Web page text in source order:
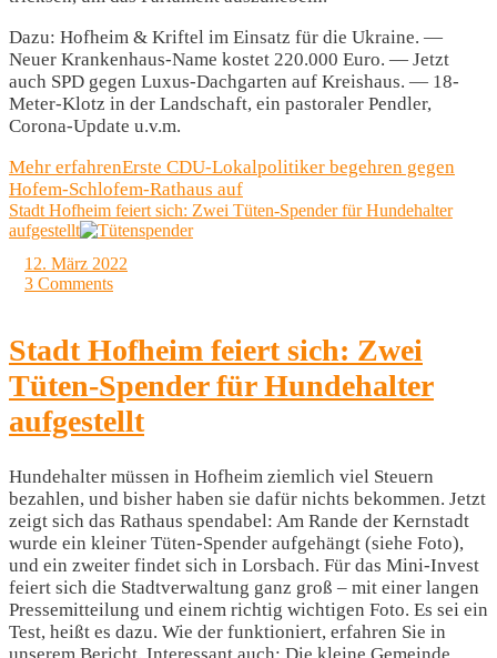
Dazu: Hofheim & Kriftel im Einsatz für die Ukraine. —
Neuer Krankenhaus-Name kostet 220.000 Euro. — Jetzt
auch SPD gegen Luxus-Dachgarten auf Kreishaus. — 18-
Meter-Klotz in der Landschaft, ein pastoraler Pendler,
Corona-Update u.v.m.
Mehr erfahrenErste CDU-Lokalpolitiker begehren gegen
Hofem-Schlofem-Rathaus auf
Stadt Hofheim feiert sich: Zwei Tüten-Spender für Hundehalter
aufgestellt
12. März 2022
3 Comments
Stadt Hofheim feiert sich: Zwei
Tüten-Spender für Hundehalter
aufgestellt
Hundehalter müssen in Hofheim ziemlich viel Steuern
bezahlen, und bisher haben sie dafür nichts bekommen. Jetzt
zeigt sich das Rathaus spendabel: Am Rande der Kernstadt
wurde ein kleiner Tüten-Spender aufgehängt (siehe Foto),
und ein zweiter findet sich in Lorsbach. Für das Mini-Invest
feiert sich die Stadtverwaltung ganz groß – mit einer langen
Pressemitteilung und einem richtig wichtigen Foto. Es sei ein
Test, heißt es dazu. Wie der funktioniert, erfahren Sie in
unserem Bericht. Interessant auch: Die kleine Gemeinde